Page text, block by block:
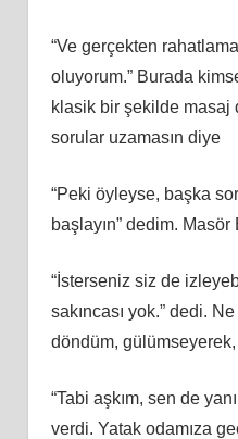
“Ve gerçekten
oluyorum.” Burada
klasik bir şekilde masaj
sorular uzamasın diye
“Peki öyleyse, başka
başlayın” dedim.
“İsterseniz siz de
sakıncası yok.” dedi.
döndüm, gülümseyerek,
“Tabi aşkım, sen de
verdi. Yatak odamıza